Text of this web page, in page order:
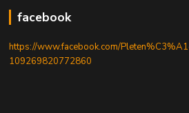
facebook
https://www.facebook.com/
109269820772860